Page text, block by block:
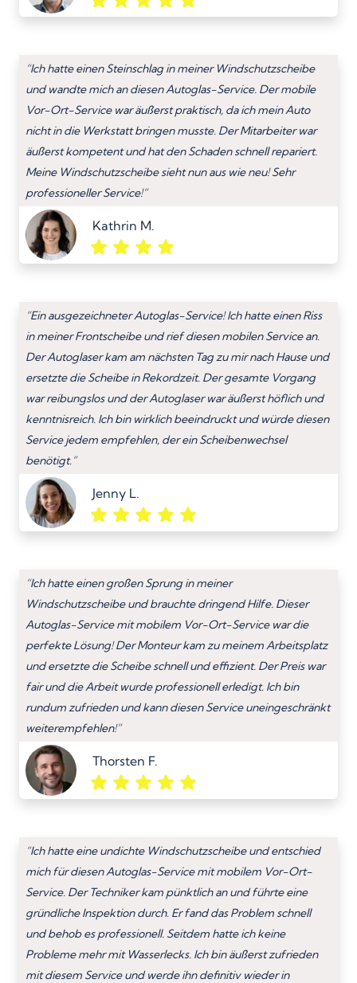
“Ich hatte einen Steinschlag in meiner Windschutzscheibe
und wandte mich an diesen Autoglas-Service. Der mobile
Vor-Ort-Service war äußerst praktisch, da ich mein Auto
nicht in die Werkstatt bringen musste. Der Mitarbeiter war
äußerst kompetent und hat den Schaden schnell repariert.
Meine Windschutzscheibe sieht nun aus wie neu! Sehr
professioneller Service!”
Kathrin M.
“Ein ausgezeichneter Autoglas-Service! Ich hatte einen Riss
in meiner Frontscheibe und rief diesen mobilen Service an.
Der Autoglaser kam am nächsten Tag zu mir nach Hause und
ersetzte die Scheibe in Rekordzeit. Der gesamte Vorgang
war reibungslos und der Autoglaser war äußerst höflich und
kenntnisreich. Ich bin wirklich beeindruckt und würde diesen
Service jedem empfehlen, der ein Scheibenwechsel
benötigt.”
Jenny L.
“Ich hatte einen großen Sprung in meiner
Windschutzscheibe und brauchte dringend Hilfe. Dieser
Autoglas-Service mit mobilem Vor-Ort-Service war die
perfekte Lösung! Der Monteur kam zu meinem Arbeitsplatz
und ersetzte die Scheibe schnell und effizient. Der Preis war
fair und die Arbeit wurde professionell erledigt. Ich bin
rundum zufrieden und kann diesen Service uneingeschränkt
weiterempfehlen!”
Thorsten F.
“Ich hatte eine undichte Windschutzscheibe und entschied
mich für diesen Autoglas-Service mit mobilem Vor-Ort-
Service. Der Techniker kam pünktlich an und führte eine
gründliche Inspektion durch. Er fand das Problem schnell
und behob es professionell. Seitdem hatte ich keine
Probleme mehr mit Wasserlecks. Ich bin äußerst zufrieden
mit diesem Service und werde ihn definitiv wieder in